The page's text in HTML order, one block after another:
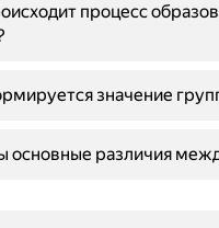
процесс
значение
основные различия